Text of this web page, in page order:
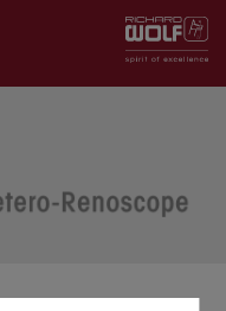
is set to English. Do you